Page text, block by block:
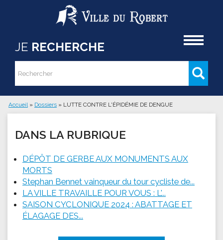
Aller au contenu principal
JE RECHERCHE
Formulaire de recherche
Rechercher
Vous êtes ici
Accueil » Dossiers » LUTTE CONTRE L'ÉPIDÉMIE DE DENGUE
DANS LA RUBRIQUE
DÉPÔT DE GERBE AUX MONUMENTS AUX
MORTS
Stephan Bennet vainqueur du tour cycliste de...
LA VILLE TRAVAILLE POUR VOUS : L'...
SAISON CYCLONIQUE 2024 : ABATTAGE ET
ÉLAGAGE DES...